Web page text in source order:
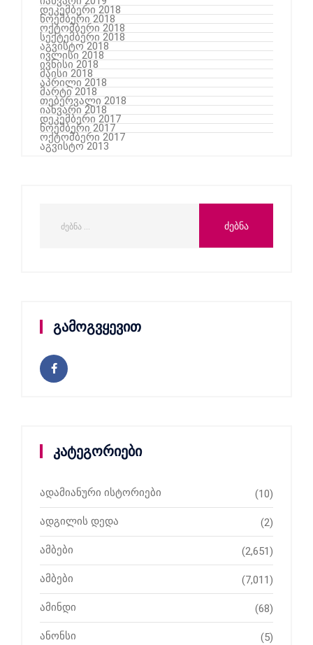
დეკემბერი 2018
ნოემბერი 2018
ოქტომბერი 2018
სექტემბერი 2018
აგვისტო 2018
ივლისი 2018
ივნისი 2018
მაისი 2018
აპრილი 2018
მარტი 2018
თებერვალი 2018
იანვარი 2018
დეკემბერი 2017
ნოემბერი 2017
ოქტომბერი 2017
აგვისტო 2013
გამოგვყევით
კატეგორიები
ადამიანური ისტორიები (10)
ადგილის დედა (2)
ამბები (2,651)
ამბები (7,011)
ამინდი (68)
ანონსი (5)